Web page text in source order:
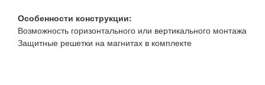
Особенности конструкции:
Возможность горизонтального или вертикального монтажа
Защитные решетки на магнитах в комплекте